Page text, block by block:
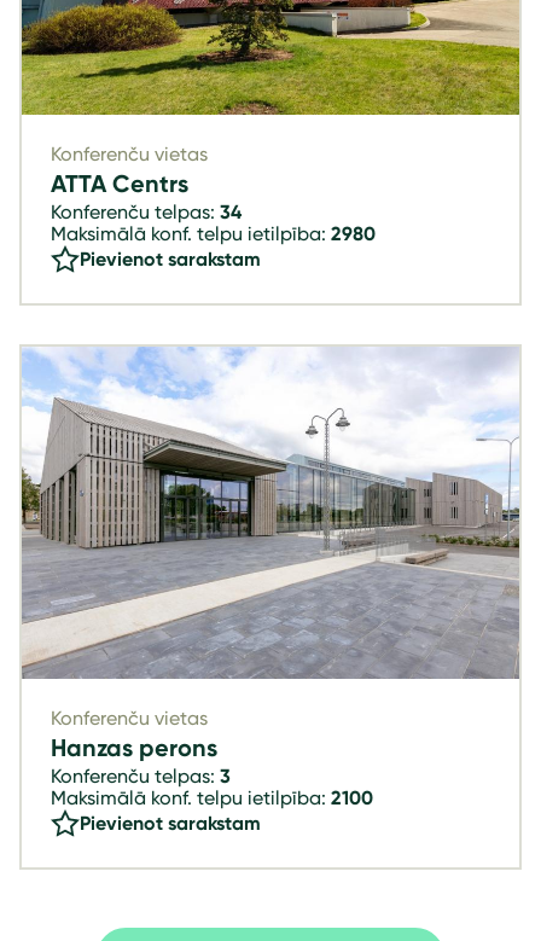
Konferenču vietas
ATTA Centrs
Konferenču telpas: 34
Maksimālā konf. telpu ietilpība: 2980
Pievienot sarakstam
Konferenču vietas
Hanzas perons
Konferenču telpas: 3
Maksimālā konf. telpu ietilpība: 2100
Pievienot sarakstam